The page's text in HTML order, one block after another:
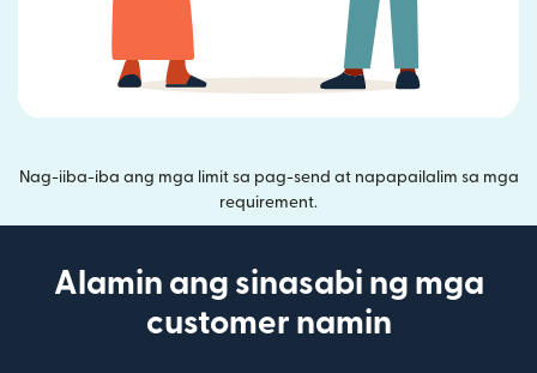
Nag-iiba-iba ang mga limit sa pag-send at napapailalim sa mga
requirement.
Alamin ang sinasabi ng mga
customer namin